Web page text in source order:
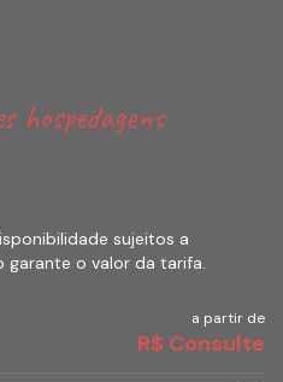
hospedagens
sujeitos a
garante o valor da tarifa.
a partir de
R$ Consulte